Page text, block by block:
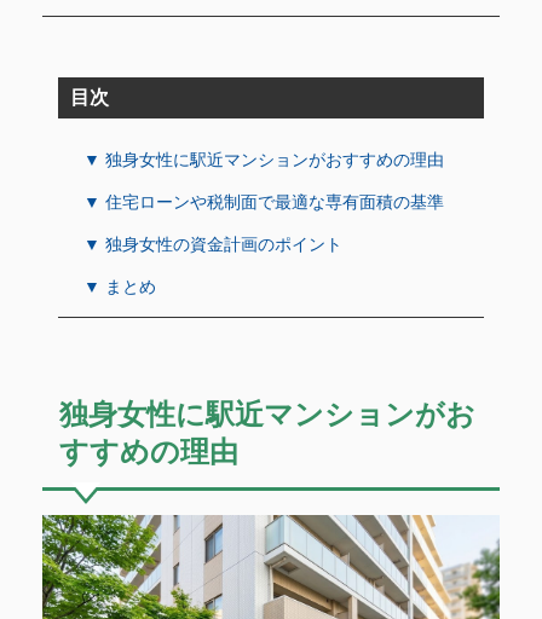
目次
▼ 独身女性に駅近マンションがおすすめの理由
▼ 住宅ローンや税制面で最適な専有面積の基準
▼ 独身女性の資金計画のポイント
▼ まとめ
独身女性に駅近マンションがお
すすめの理由